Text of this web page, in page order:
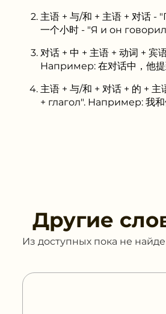
主语 + 与/和 + 主语 + 对
一个小时 - "Я и он
对话 + 中 + 主语 + 动词 +
Например: 在对话中，他
主语 + 与/和 + 对话 + 的 +
+ глагол". Например: 我
Другие
Из доступных пока не